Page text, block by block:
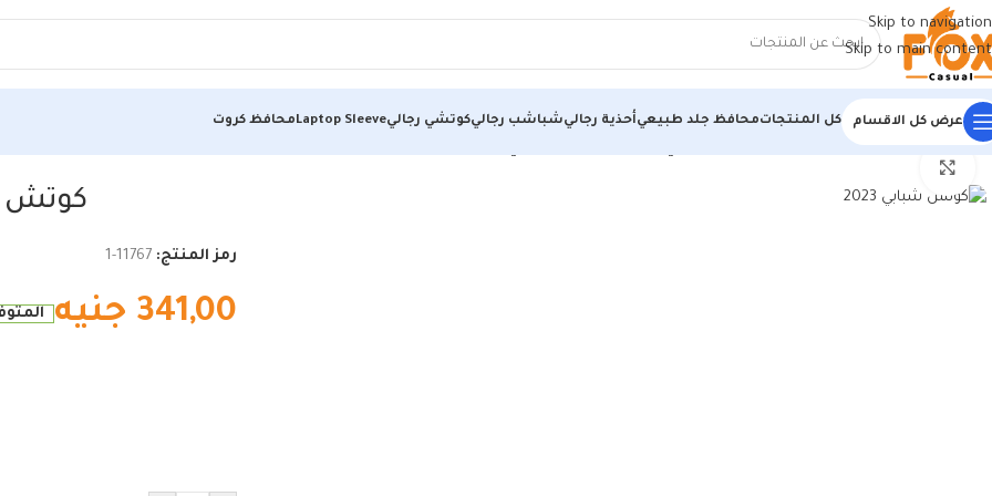
Skip to navigation
Skip to main content
عرض كل الاقسام كل المنتجاتمحافظ جلد طبيعيأحذية رجاليشباشب رجاليكوتشي رجاليLaptop Sleeveمحافظ كروت
الرئيسية/أحذية رجالي
كوتش
رمز المنتج: 11767-1
341,00 جنيه